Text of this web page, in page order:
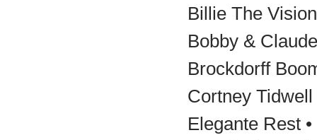
Billie The
Bobby &
Brockdorff
Cortney Tidwell
Elegante Rest